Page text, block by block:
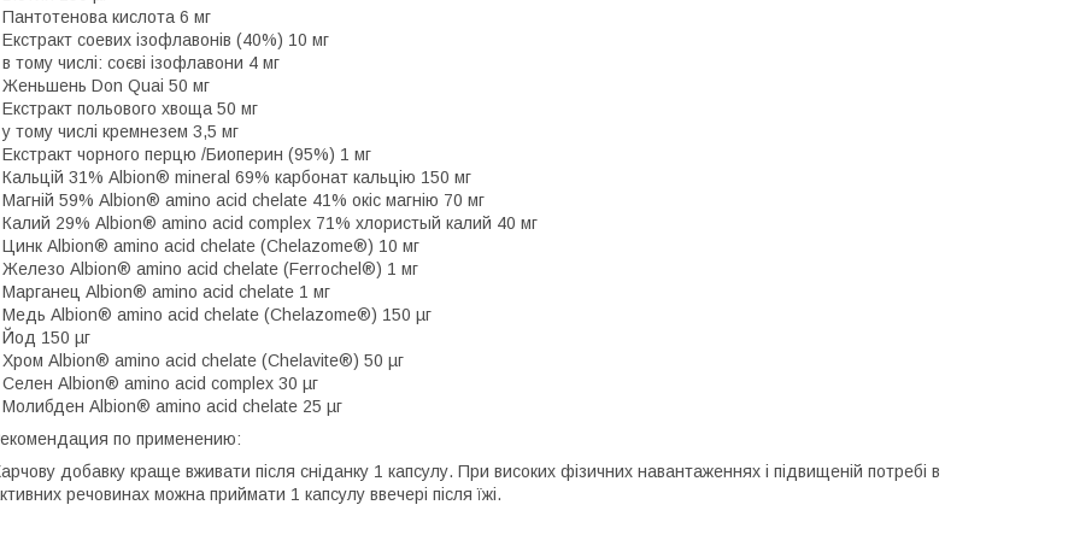
Пантотенова кислота 6 мг
Екстракт соевих ізофлавонів (40%) 10 мг
в тому числі: соєві ізофлавони 4 мг
Женьшень Don Quai 50 мг
Екстракт польового хвоща 50 мг
у тому числі кремнезем 3,5 мг
Екстракт чорного перцю /Биоперин (95%) 1 мг
Кальцій 31% Albion® mineral 69% карбонат кальцію 150 мг
Магній 59% Albion® amino acid chelate 41% окіс магнію 70 мг
Калий 29% Albion® amino acid complex 71% хлористый калий 40 мг
Цинк Albion® amino acid chelate (Chelazome®) 10 мг
Железо Albion® amino acid chelate (Ferrochel®) 1 мг
Марганец Albion® amino acid chelate 1 мг
Медь Albion® amino acid chelate (Chelazome®) 150 µг
Йод 150 µг
Хром Albion® amino acid chelate (Chelavite®) 50 µг
Селен Albion® amino acid complex 30 µг
Молибден Albion® amino acid chelate 25 µг
по применению:
добавку краще вживати після сніданку 1 капсулу. При високих фізичних навантаженнях і підвищеній потребі в
речовинах можна приймати 1 капсулу ввечері після їжі.